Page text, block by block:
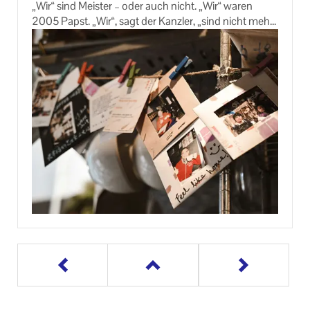
Ort: Ex­er­zi­ti­en­haus St. Pau­lus, Krip­pa­cker­str. 6, Lei­
ters­ho­fen
Er­in­ne­run­gen an den Mes­si­as
Iden­ti­täts­stif­ten­de Er­zäh­lun­gen des Neuen Tes­ta­
ments
Sams­tag, 20. Fe­bru­ar 2027, 9.30 - 18.00 Uhr
1. Ein­heit: Ge­dächt­nis und Ge­schich­ten: Das Mar­kus­
evan­ge­li­um als „so­zia­les Er­in­nern“
Ort: Pro­vinz­haus Dil­lin­ger Fran­zis­ka­ne­rin­nen,
Kardinal-​von-Waldburg-Str. 2, Dil­lin­gen
Sams­tag, 20. März 2027, 9.30 - 18.00 Uhr
2. Ein­heit: An­glei­chung und Ab­gren­zung: Die Brief­li­
te­ra­tur der drit­ten christ­li­chen Ge­nera­ti­on
Ort: Pro­vinz­haus Dil­lin­ger Fran­zis­ka­ne­rin­nen,
Kardinal-​von-Waldburg-Str. 2, Dil­lin­gen
„Wir“ sind Meis­ter – oder auch nicht. „Wir“ waren
2005 Papst. „Wir“, sagt der Kanz­ler, „sind nicht mehr
wett­be­werbs­fä­hig genug“. „Mia san mia“, sagen die
Bay­ern. Doch wer ist die­ses „Wir“ ei­gent­lich? Wer ge­
hört dazu – und wer nicht? Sol­che Fra­gen stel­len sich
jeder Grup­pe. Auch un­se­rer Ge­sell­schaft. Auch der
Kir­che. Sie spiel­ten be­reits bei der Ent­ste­hung der
Bibel eine wich­ti­ge Rolle.
Kol­lek­ti­ve Iden­ti­tät – das Wir-​Gefühl einer Grup­pe –
ent­steht nicht nur durch ge­mein­sa­me Er­leb­nis­se,
son­dern durch Er­zäh­lun­gen, die wei­ter­ge­ge­ben wer­
den. So wurde etwa die Exo­dus­ge­schich­te über
Jahr­hun­der­te hin­weg für un­ter­schied­lichs­te Grup­pen
iden­ti­täts­stif­tend. Im Neuen Tes­ta­ment sind es Er­
galt, als die un­mit­tel­ba­ren Zeu­gen we­ni­ger wur­den.